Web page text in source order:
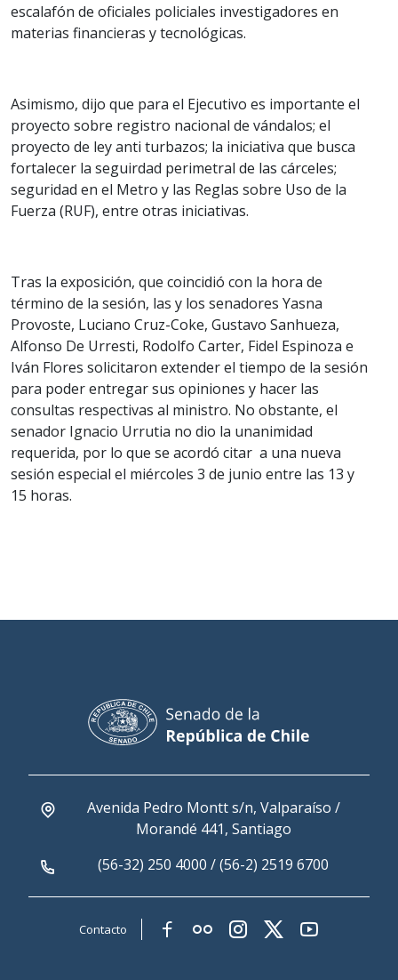
escalafón de oficiales policiales investigadores en
materias financieras y tecnológicas.
Asimismo, dijo que para el Ejecutivo es importante el
proyecto sobre registro nacional de vándalos; el
proyecto de ley anti turbazos; la iniciativa que busca
fortalecer la seguirdad perimetral de las cárceles;
seguridad en el Metro y las Reglas sobre Uso de la
Fuerza (RUF), entre otras iniciativas.
Tras la exposición, que coincidió con la hora de
término de la sesión, las y los senadores Yasna
Provoste, Luciano Cruz-Coke, Gustavo Sanhueza,
Alfonso De Urresti, Rodolfo Carter, Fidel Espinoza e
Iván Flores solicitaron extender el tiempo de la sesión
para poder entregar sus opiniones y hacer las
consultas respectivas al ministro. No obstante, el
senador Ignacio Urrutia no dio la unanimidad
requerida, por lo que se acordó citar a una nueva
sesión especial el miércoles 3 de junio entre las 13 y
15 horas.
Avenida Pedro Montt s/n, Valparaíso /
Morandé 441, Santiago
(56-32) 250 4000 / (56-2) 2519 6700
Contacto